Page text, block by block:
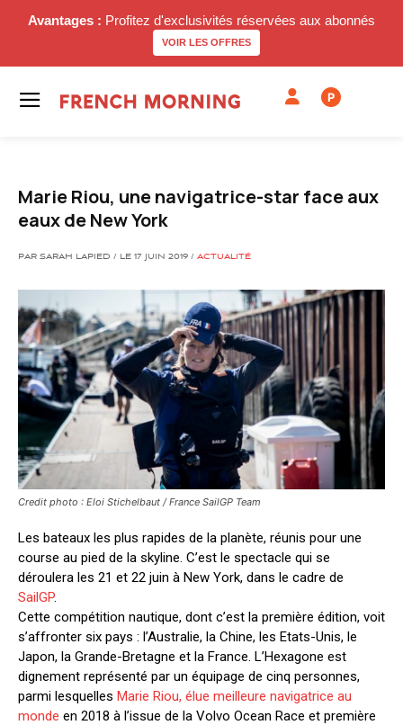
Avantages : Profitez d'exclusivités réservées aux abonnés
VOIR LES OFFRES
P
Marie Riou, une navigatrice-star face aux
eaux de New York
PAR SARAH LAPIED / LE 17 JUIN 2019 / ACTUALITÉ
Credit photo : Eloi Stichelbaut / France SailGP Team
Les bateaux les plus rapides de la planète, réunis pour une
course au pied de la skyline. C’est le spectacle qui se
déroulera les 21 et 22 juin à New York, dans le cadre de
SailGP.
Cette compétition nautique, dont c’est la première édition, voit
s’affronter six pays : l’Australie, la Chine, les Etats-Unis, le
Japon, la Grande-Bretagne et la France. L’Hexagone est
dignement représenté par un équipage de cinq personnes,
parmi lesquelles Marie Riou, élue meilleure navigatrice au
monde en 2018 à l’issue de la Volvo Ocean Race et première